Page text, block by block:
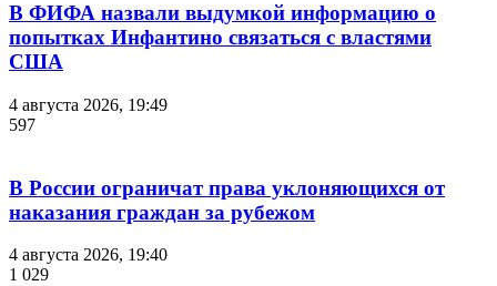
В ФИФА назвали выдумкой информацию о
попытках Инфантино связаться с властями
США
4 августа 2026, 19:49
597
В России ограничат права уклоняющихся от
наказания граждан за рубежом
4 августа 2026, 19:40
1 029